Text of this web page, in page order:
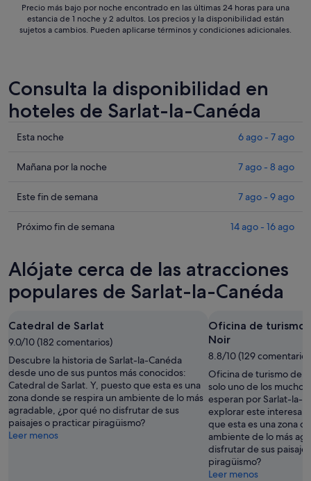
Precio más bajo por noche encontrado en las últimas 24 horas para una
estancia de 1 noche y 2 adultos. Los precios y la disponibilidad están
sujetos a cambios. Pueden aplicarse términos y condiciones adicionales.
Consulta la disponibilidad en
hoteles de Sarlat-la-Canéda
Comprueba
precios
Sarlat-
Canéda
noche,
ago
7
ago
Esta noche 6 ago - 7 ago
Comprueba
precios
Sarlat-
para
mañana
por
noche,
7
ago
-
8
ago
Mañana por la noche 7 ago - 8 ago
Comprueba
precios
la-
Canéda
para
fin
de
semana,
7
ago
-
9
ago
Este fin de semana 7 ago - 9 ago
Comprueba
en
Sarlat-
la-
para
el
próximo
fin
de
semana,
14
ago
Próximo fin de semana 14 ago - 16 ago
Alójate cerca de las atracciones
populares de Sarlat-la-Canéda
Catedral de Sarlat
9.0/10 (182 comentarios)
Descubre la historia de Sarlat-la-Canéda
desde uno de sus puntos más conocidos:
Catedral de Sarlat. Y, puesto que esta es una
zona donde se respira un ambiente de lo más
agradable, ¿por qué no disfrutar de sus
paisajes o practicar piragüismo?
Leer menos
Oficina de turismo
Noir
8.8/10 (129
Oficina de turismo de
solo uno de los
esperan por Sarlat-la-
explorar este
que esta es una zona
ambiente de lo más
disfrutar de sus
piragüismo?
Leer menos